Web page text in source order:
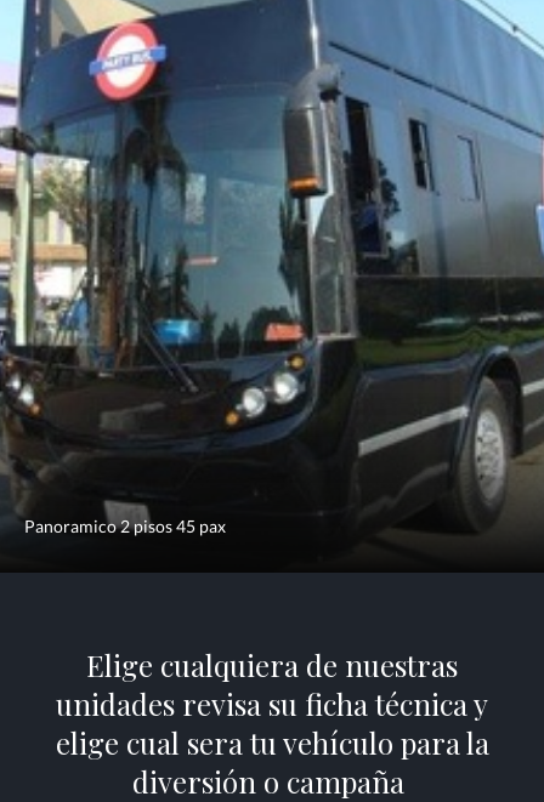
Panoramico 2 pisos 45 pax
Elige cualquiera de nuestras
unidades revisa su ficha técnica y
elige cual sera tu vehículo para la
diversión o campaña